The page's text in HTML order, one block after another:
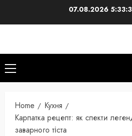
07.08.2026
Primary
Menu
Home
Кухня
Карпатка рецепт: як спекти
заварного тіста